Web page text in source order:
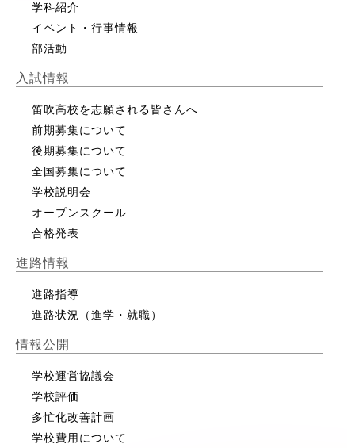
学科紹介
イベント・行事情報
部活動
入試情報
笛吹高校を志願される皆さんへ
前期募集について
後期募集について
全国募集について
学校説明会
オープンスクール
合格発表
進路情報
進路指導
進路状況（進学・就職）
情報公開
学校運営協議会
学校評価
多忙化改善計画
学校費用について